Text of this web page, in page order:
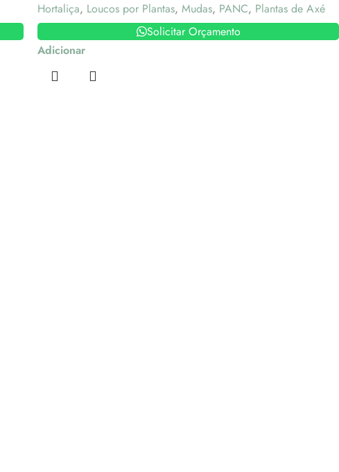
Hortaliça, Loucos por Plantas, Mudas, PANC, Plantas de Axé
Solicitar Orçamento
Adicionar